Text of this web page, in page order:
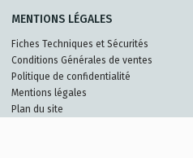
MENTIONS LÉGALES
Fiches Techniques et Sécurités
Conditions Générales de ventes
Politique de confidentialité
Mentions légales
Plan du site